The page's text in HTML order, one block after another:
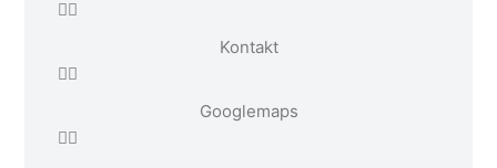
Kontakt
Google maps